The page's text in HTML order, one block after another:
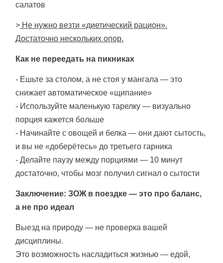
салатов
> Не нужно везти «диетический рацион».
Достаточно нескольких опор.
Как не переедать на пикниках
- Ешьте за столом, а не стоя у мангала — это
снижает автоматическое «щипание»
- Используйте маленькую тарелку — визуально
порция кажется больше
- Начинайте с овощей и белка — они дают сытость,
и вы не «доберётесь» до третьего гарника
- Делайте паузу между порциями — 10 минут
достаточно, чтобы мозг получил сигнал о сытости
Заключение: ЗОЖ в поездке — это про баланс,
а не про идеал
Выезд на природу — не проверка вашей
дисциплины.
Это возможность насладиться жизнью — едой,